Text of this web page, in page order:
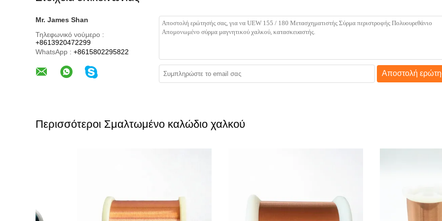
Mr. James Shan
Τηλεφωνικό νούμερο :
+8613920472299
WhatsApp : +8615802295822
Αποστολή
Περισσότεροι Σμαλτωμένο καλώδιο χαλκού